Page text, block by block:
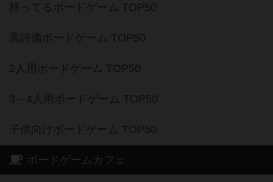
持ってるボードゲーム TOP50
高評価ボードゲーム TOP50
2人用ボードゲーム TOP50
3～4人用ボードゲーム TOP50
子供向けボードゲーム TOP50
ボードゲームカフェ